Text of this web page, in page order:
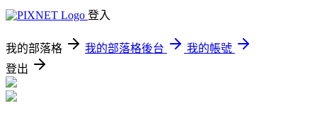
登入
我的部落格 我的部落格後台
我的帳號
登出